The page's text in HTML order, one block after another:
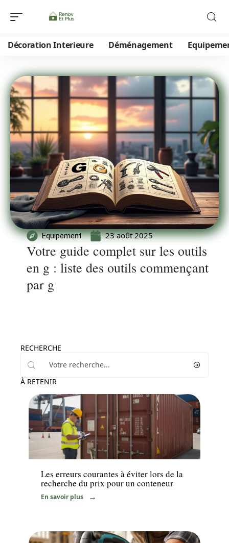
Décoration Interieure Déménagement
Equipement 23 août 2025
Votre guide complet sur les outils
en g : liste des outils commençant
par g
RECHERCHE
À RETENIR
Déménagement
Les erreurs courantes à éviter lors de la
recherche du prix pour un conteneur
En savoir plus